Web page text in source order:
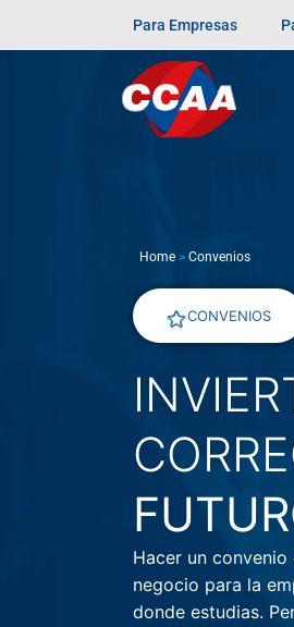
Para Empresas
Home > Convenios
CONVENIOS
Hacer un
negocio para la
donde estudias.